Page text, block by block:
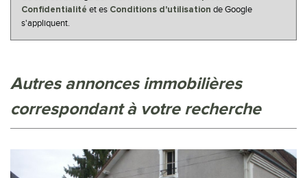
Confidentialité et es Conditions d'utilisation de Google
s'appliquent.
autres annonces immobilières
correspondant à votre recherche